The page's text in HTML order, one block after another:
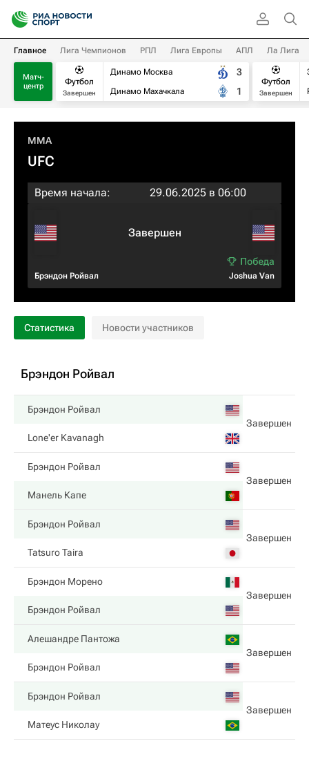
Главное Лига Чемпионов РПЛ Лига Европы АПЛ Ла Лига
Матч-
центр
Футбол
Завершен
Динамо Москва
Динамо Махачкала
3
1
Футбол
Завершен
MMA
UFC
Время начала: 29.06.2025 в 06:00
Брэндон Ройвал
Завершен
Joshua Van
Статистика Новости участников
Брэндон Ройвал
Брэндон Ройвал
Завершен
Lone'er Kavanagh
Брэндон Ройвал
Завершен
Манель Капе
Брэндон Ройвал
Завершен
Tatsuro Taira
Брэндон Морено
Завершен
Брэндон Ройвал
Алешандре Пантожа
Завершен
Брэндон Ройвал
Брэндон Ройвал
Завершен
Матеус Николау